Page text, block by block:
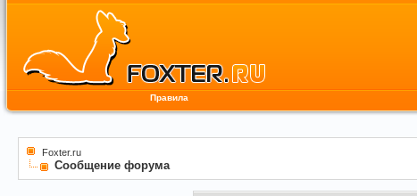
Правила
Foxter.ru
Сообщение форума